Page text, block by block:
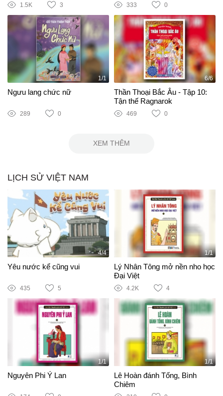
1.5K 3 333 0
1/1
Ngưu lang chức nữ
289 0
6/6
Thần Thoại Bắc Âu - Tập 10:
Tận thế Ragnarok
469 0
XEM THÊM
LỊCH SỬ VIỆT NAM
4/4
Yêu nước kể cũng vui
435 5
1/1
Lý Nhân Tông mở nền nho học
Đại Việt
4.2K 4
1/1
Nguyên Phi Ỷ Lan
1/1
Lê Hoàn đánh Tống, Bình
Chiêm